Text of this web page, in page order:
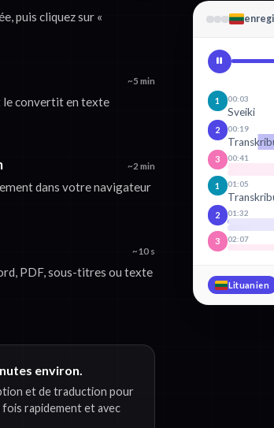
puis cliquez sur «
~5 min
le convertit en texte
~2 min
dans votre navigateur
~10 s
PDF, sous-titres ou texte
environ.
et de traduction pour
rapidement et avec
1 00:03
Sveiki
2 00:19
3 00:41
1 01:05
2 01:32
3 02:07
Lituanien